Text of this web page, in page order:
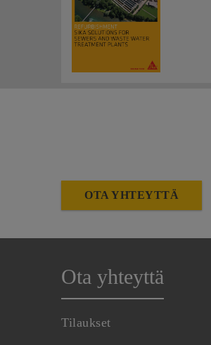
OTA YHTEYTTÄ
Ota yhteyttä
Tilaukset